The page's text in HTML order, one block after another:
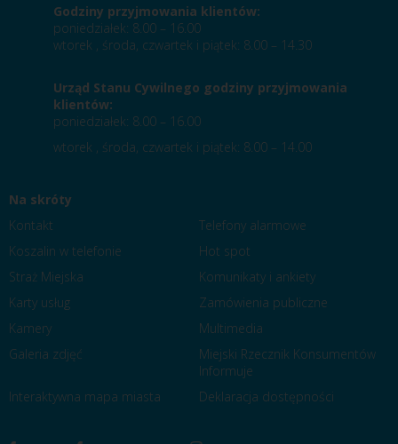
Godziny przyjmowania klientów:
poniedziałek: 8.00 – 16.00
wtorek , środa, czwartek i piątek: 8.00 – 14.30
Urząd Stanu Cywilnego godziny przyjmowania
klientów:
poniedziałek: 8.00 – 16.00
wtorek , środa, czwartek i piątek: 8.00 – 14.00
Na skróty
Kontakt
Telefony alarmowe
Koszalin w telefonie
Hot spot
Straż Miejska
Komunikaty i ankiety
Karty usług
Zamówienia publiczne
Kamery
Multimedia
Galeria zdjęć
Miejski Rzecznik Konsumentów
Informuje
Interaktywna mapa miasta
Deklaracja dostępności